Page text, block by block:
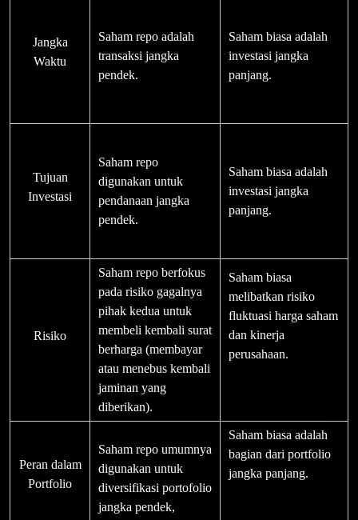
Jangka
Waktu
Saham repo adalah
transaksi jangka
pendek.
Saham biasa adalah
investasi jangka
panjang.
Tujuan
Investasi
Saham repo
digunakan untuk
pendanaan jangka
pendek.
Saham biasa adalah
investasi jangka
panjang.
Risiko
Saham repo berfokus
pada risiko gagalnya
pihak kedua untuk
membeli kembali surat
berharga (membayar
atau menebus kembali
jaminan yang
diberikan).
Saham biasa
melibatkan risiko
fluktuasi harga saham
dan kinerja
perusahaan.
Peran dalam
Portfolio
Saham repo umumnya
digunakan untuk
diversifikasi portofolio
jangka pendek,
Saham biasa adalah
bagian dari portfolio
jangka panjang.